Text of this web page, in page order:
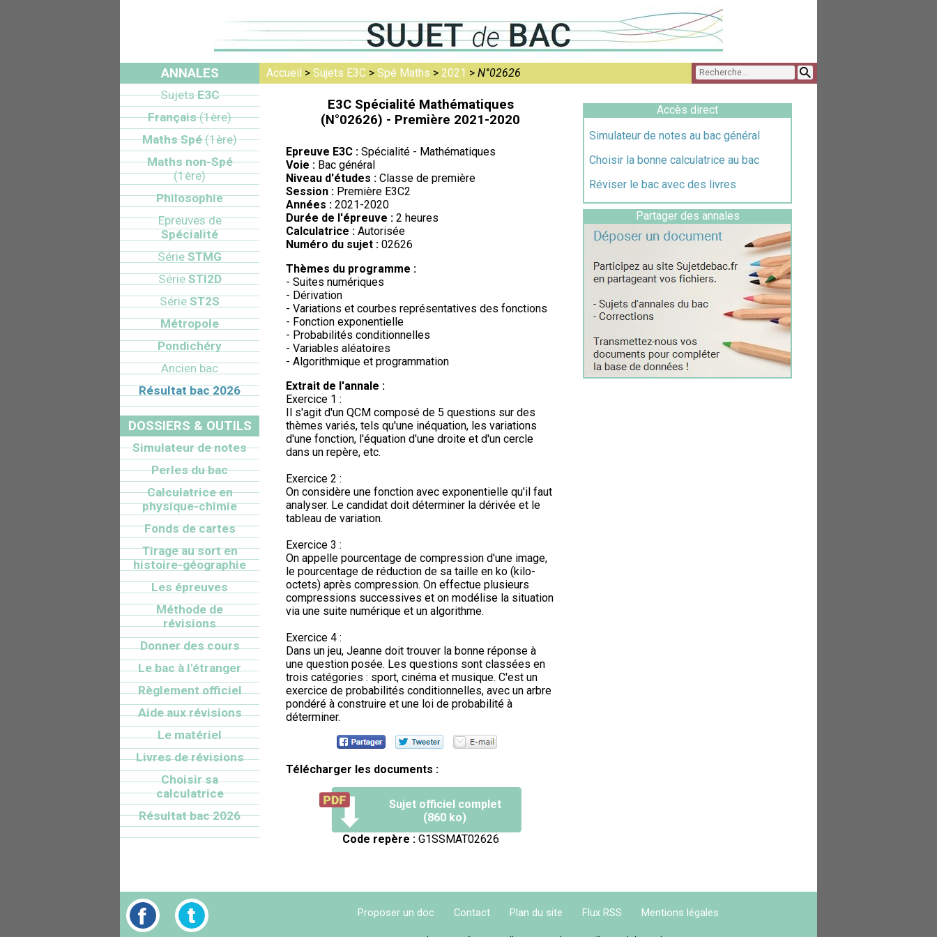
Accueil > Sujets E3C > Spé Maths > 2021 > N°02626
E3C Spécialité Mathématiques
(N°02626) - Première 2021-2020
Epreuve E3C : Spécialité - Mathématiques
Voie : Bac général
Niveau d'études : Classe de première
Session : Première E3C2
Années : 2021-2020
Durée de l'épreuve : 2 heures
Calculatrice : Autorisée
Numéro du sujet : 02626
Thèmes du programme :
- Suites numériques
- Dérivation
- Variations et courbes représentatives des fonctions
- Fonction exponentielle
- Probabilités conditionnelles
- Variables aléatoires
- Algorithmique et programmation
Extrait de l'annale :
Exercice 1 :
Il s'agit d'un QCM composé de 5 questions sur des
thèmes variés, tels qu'une inéquation, les variations
d'une fonction, l'équation d'une droite et d'un cercle
dans un repère, etc.
Exercice 2 :
On considère une fonction avec exponentielle qu'il faut
analyser. Le candidat doit déterminer la dérivée et le
tableau de variation.
Exercice 3 :
On appelle pourcentage de compression d'une image,
le pourcentage de réduction de sa taille en ko (kilo-
octets) après compression. On effectue plusieurs
compressions successives et on modélise la situation
via une suite numérique et un algorithme.
Exercice 4 :
Dans un jeu, Jeanne doit trouver la bonne réponse à
une question posée. Les questions sont classées en
trois catégories : sport, cinéma et musique. C'est un
exercice de probabilités conditionnelles, avec un arbre
pondéré à construire et une loi de probabilité à
déterminer.
Télécharger les documents :
Sujet officiel complet
(860 ko)
Code repère :G1SSMAT02626
Accès direct
Simulateur de notes au bac général
Choisir la bonne calculatrice au bac
Réviser le bac avec des livres
Partager des annales
ANNALES
SujetsE3C
Français(1ère)
Maths Spé(1ère)
Maths non-Spé
(1ère)
Philosophie
Epreuves de
Spécialité
Série STMG
SérieSTI2D
Série ST2S
Métropole
Pondichéry
Ancien bac
Résultat bac 2026
DOSSIERS & OUTILS
Simulateur de notes
Perles du bac
Calculatrice en
physique-chimie
Fonds de cartes
Tirage au sort en
histoire-géographie
Les épreuves
Méthode de
révisions
Donner des cours
Le bac à l'étranger
Règlement officiel
Aide aux révisions
Le matériel
Livres de révisions
Choisir sa
calculatrice
Résultat bac 2026
Proposer un doc Contact Plan du site Flux RSS Mentions légales